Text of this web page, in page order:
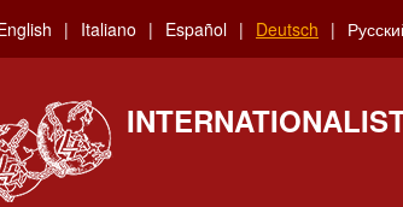
Italiano Español Deutsch